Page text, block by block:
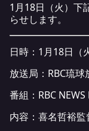
1月18日（火）下
らせします。
日時：1月18日（
放送局：RBC琉球
番組： RBC
内容：喜名哲裕